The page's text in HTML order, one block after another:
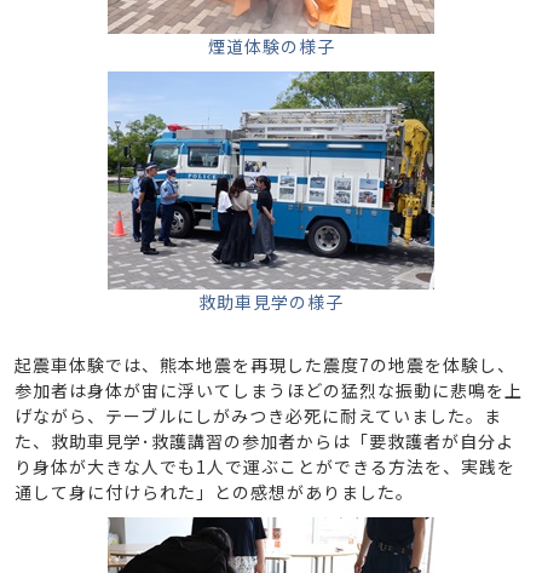
煙道体験の様子
救助車見学の様子
起震車体験では、熊本地震を再現した震度7の地震を体験し、
参加者は身体が宙に浮いてしまうほどの猛烈な振動に悲鳴を上
げながら、テーブルにしがみつき必死に耐えていました。ま
た、救助車見学･救護講習の参加者からは「要救護者が自分よ
り身体が大きな人でも1人で運ぶことができる方法を、実践を
通して身に付けられた」との感想がありました。